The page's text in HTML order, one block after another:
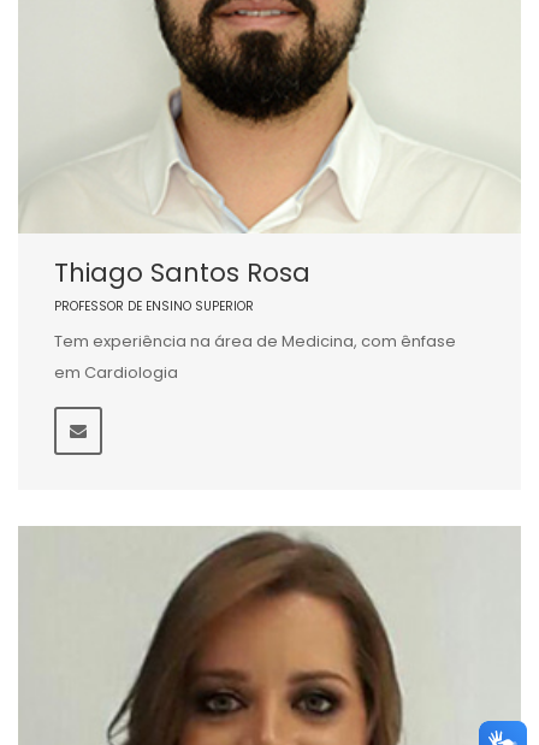
Thiago Santos Rosa
PROFESSOR DE ENSINO SUPERIOR
Tem experiência na área de Medicina, com ênfase
em Cardiologia